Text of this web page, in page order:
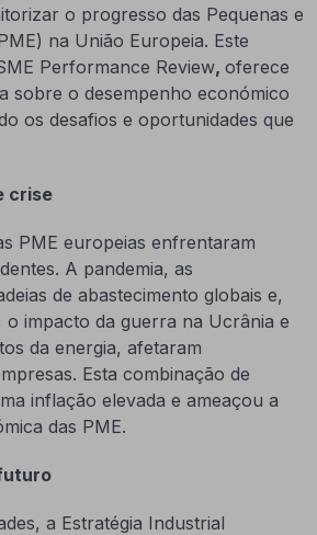
o progresso das Pequenas e
na União Europeia. Este
Performance Review, oferece
sobre o desempenho económico
os desafios e oportunidades que
crise
PME europeias enfrentaram
A pandemia, as
de abastecimento globais e,
o impacto da guerra na Ucrânia e
da energia, afetaram
Esta combinação de
inflação elevada e ameaçou a
das PME.
a Estratégia Industrial